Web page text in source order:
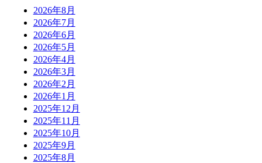
2026年8月
2026年7月
2026年6月
2026年5月
2026年4月
2026年3月
2026年2月
2026年1月
2025年12月
2025年11月
2025年10月
2025年9月
2025年8月